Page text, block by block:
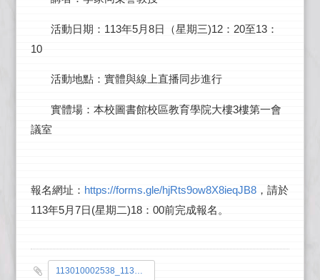
活動日期： 113年5月8日（星期三)12 ： 20至13 ：
10
活動地點：實體與線上直播同步進行
實體場：本校圖書館校區教育學院大樓3樓第一會
議室
報名網址： https://forms.gle/hjRts9ow8X8ieqJB8 ，請於
113年5月7日 (星期二)18 ：00前完成報名。
113010002538_1131009023-0-0.jpg